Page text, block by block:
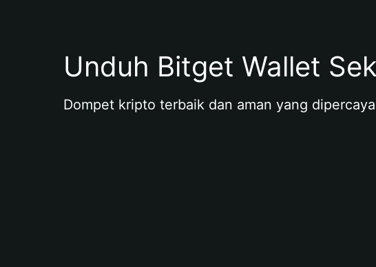
Unduh Bitget Wallet
Dompet kripto terbaik dan aman yang